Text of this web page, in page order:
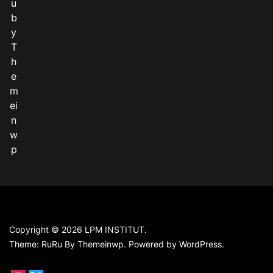
u
b
y
T
h
e
m
ei
n
w
p
Copyright © 2026 LPM INSTITUT.
Theme: RuRu By Themeinwp. Powered by WordPress.